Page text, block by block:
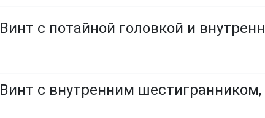
Винт с потайной головкой и
Винт с внутренним шестигранником,